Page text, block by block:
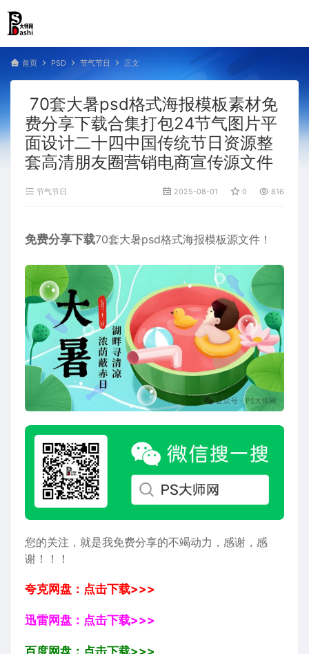
首页 PSD 节气节日 正文
70套大暑psd格式海报模板素材免
费分享下载合集打包24节气图片平
面设计二十四中国传统节日资源整
套高清朋友圈营销电商宣传源文件
节气节日 2025-08-01 0 816
免费分享下载70套大暑psd格式海报模板源文件！
您的关注，就是我免费分享的不竭动力，感谢，感
谢！！！
夸克网盘：点击下载>>>
迅雷网盘：点击下载>>>
百度网盘：点击下载>>>